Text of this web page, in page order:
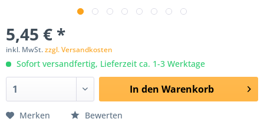
5,45 € *
inkl. MwSt.zzgl. Versandkosten
Sofort versandfertig, Lieferzeit ca. 1-3 Werktage
In den Warenkorb
Merken Bewerten